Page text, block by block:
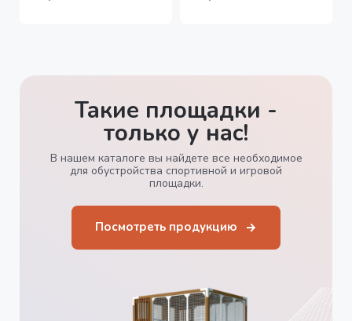
Такие площадки -
только у нас!
В нашем каталоге вы найдете все необходимое
для обустройства спортивной и игровой
площадки.
Посмотреть продукцию